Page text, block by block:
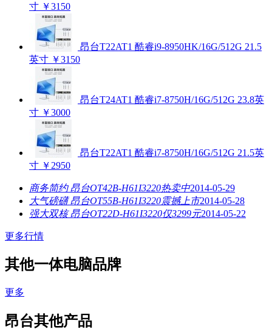
寸 ￥3150
昂台T22AT1 酷睿i9-8950HK/16G/512G 21.5
英寸 ￥3150
昂台T24AT1 酷睿i7-8750H/16G/512G 23.8英
寸 ￥3000
昂台T22AT1 酷睿i7-8750H/16G/512G 21.5英
寸 ￥2950
商务简约 昂台OT42B-H61I3220热卖中2014-05-29
大气磅礴 昂台OT55B-H61I3220震撼上市2014-05-28
强大双核 昂台OT22D-H61I3220仅3299元2014-05-22
更多行情
其他一体电脑品牌
更多
昂台其他产品